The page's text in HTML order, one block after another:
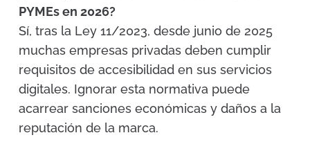
PYMEs en 2026?
Sí, tras la Ley 11/2023, desde junio de 2025
muchas empresas privadas deben cumplir
requisitos de accesibilidad en sus servicios
digitales. Ignorar esta normativa puede
acarrear sanciones económicas y daños a la
reputación de la marca.